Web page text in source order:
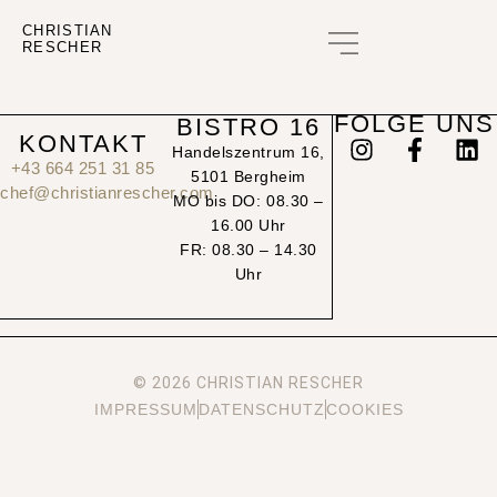
CHRISTIAN
RESCHER
KONTAKT
+43 664 251 31 85
chef@christianrescher.com
BISTRO 16
Handelszentrum 16,
5101 Bergheim
MO bis DO: 08.30 –
16.00 Uhr
FR: 08.30 – 14.30
Uhr
FOLGE UNS
© 2026 CHRISTIAN RESCHER
IMPRESSUM DATENSCHUTZ COOKIES